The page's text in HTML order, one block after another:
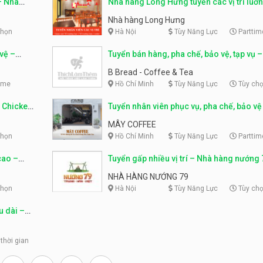
Nhà
Nhà hàng Long Hưng tuyển các vị trí
Nhà hàng Long Hưng
Hà Nội Tùy Năng Lực
–
Tuyển bán hàng, pha chế, bảo vệ, tạp vụ –
Bread – Coffee & Tea
B Bread - Coffee & Tea
Hồ Chí Minh Tùy Năng Lực Tùy
Chicken
Tuyển nhân viên phục vụ, pha chế, bảo vệ
MÂY COFFEE
Hồ Chí Minh Tùy Năng Lực
–
Tuyển gấp nhiều vị trí – Nhà hàng nướng
NHÀ HÀNG NƯỚNG 79
Hà Nội Tùy Năng Lực Tùy
dài –
gian